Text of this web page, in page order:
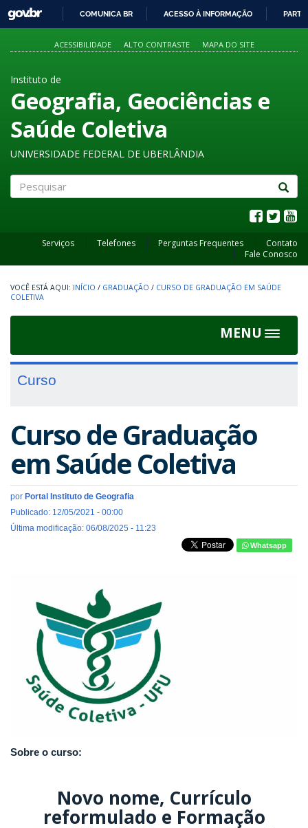
PARA
O
GOVBR
COMUNICA BR ACESSO À INFORMAÇÃO
ACESSIBILIDADE ALTO CONTRASTE MAPA DO SITE
Instituto de
Geografia, Geociências e
Saúde Coletiva
UNIVERSIDADE FEDERAL DE UBERLÂNDIA
Serviços Telefones Perguntas Frequentes
Contato
Fale Conosco
INÍCIO / GRADUAÇÃO / CURSO DE GRADUAÇÃO EM SAÚDE
COLETIVA
MENU
Toggle
Curso
Curso de Graduação
em Saúde Coletiva
por Portal Instituto de Geografia
Publicado: 12/05/2021 - 00:00
Última modificação: 06/08/2025 - 11:23
Whatsapp
Sobre o curso:
Novo nome, Currículo
reformulado e Formação